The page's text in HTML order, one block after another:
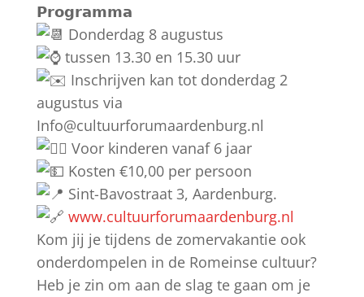
𝗣𝗿𝗼𝗴𝗿𝗮𝗺𝗺𝗮
Donderdag 8 augustus
tussen 13.30 en 15.30 uur
Inschrijven kan tot donderdag 2
augustus via
Info@cultuurforumaardenburg.nl
Voor kinderen vanaf 6 jaar
Kosten €10,00 per persoon
Sint-Bavostraat 3, Aardenburg.
www.cultuurforumaardenburg.nl
Kom jij je tijdens de zomervakantie ook
onderdompelen in de Romeinse cultuur?
Heb je zin om aan de slag te gaan om je